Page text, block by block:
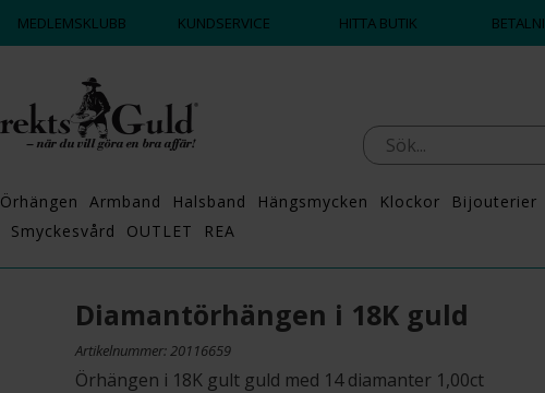
MEDLEMSKLUBB KUNDSERVICE HITTA BUTIK
Örhängen Armband Halsband Hängsmycken Klockor Bijouterier
Smyckesvård OUTLET REA
Diamantörhängen i 18K guld
Artikelnummer: 20116659
Örhängen i 18K gult guld med 14 diamanter 1,00ct